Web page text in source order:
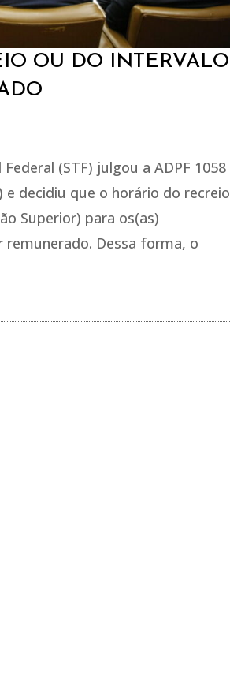
OU DO INTERVALO
(STF) julgou a ADPF 1058
decidiu que o horário do recreio
Superior) para os(as)
Dessa forma, o